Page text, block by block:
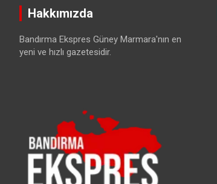
Hakkımızda
Bandırma Ekspres Güney Marmara'nın en
yeni ve hızlı gazetesidir.